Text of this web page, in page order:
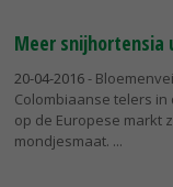
Meer snijhortensia
20-04-2016-
Colombiaanse telers
op de Europese markt
mondjesmaat.